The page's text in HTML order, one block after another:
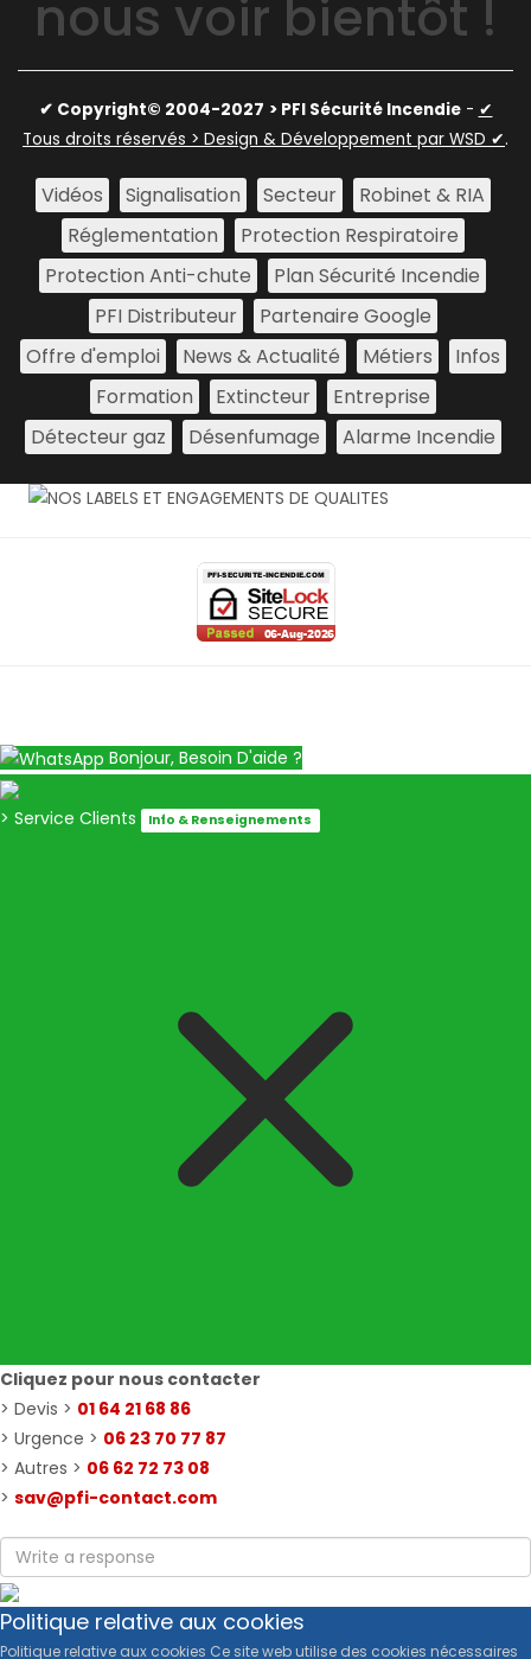
nous voir bientôt !
✔ Copyright© 2004-2027 > PFI Sécurité Incendie- ✔
Tous droits réservés > Design & Développement par WSD ✔.
Vidéos Signalisation Secteur
Robinet & RIA
Réglementation
Protection Respiratoire
Protection Anti-chute
Plan Sécurité Incendie
PFI Distributeur
Partenaire Google
Offre d'emploi
News & Actualité Métiers
Infos
Formation
Extincteur
Entreprise
Détecteur gaz
Désenfumage Alarme Incendie
Bonjour, Besoin D'aide ?
> Service Clients Info & Renseignements
Cliquez pour nous contacter
> Devis > 01 64 21 68 86
> Urgence > 06 23 70 77 87
> Autres > 06 62 72 73 08
> sav@pfi-contact.com
Politique relative aux cookies
Politique relative aux cookies Ce site web utilise des cookies nécessaires